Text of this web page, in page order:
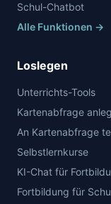
Schul-Chatbot
Alle Funktionen →
Loslegen
Unterrichts-Tools
Kartenabfrage
An Kartenabfrage
Selbstlernkurse
KI-Chat für
Fortbildung für